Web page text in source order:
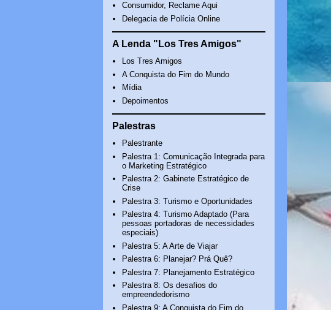
Consumidor, Reclame Aqui
Delegacia de Polícia Online
A Lenda "Los Tres Amigos"
Los Tres Amigos
A Conquista do Fim do Mundo
Mídia
Depoimentos
Palestras
Palestrante
Palestra 1: Comunicação Integrada para
o Marketing Estratégico
Palestra 2: Gabinete Estratégico de
Crise
Palestra 3: Turismo e Oportunidades
Palestra 4: Turismo Adaptado (Para
pessoas portadoras de necessidades
especiais)
Palestra 5: A Arte de Viajar
Palestra 6: Planejar? Prá Quê?
Palestra 7: Planejamento Estratégico
Palestra 8: Os desafios do
empreendedorismo
Palestra 9: A Conquista do Fim do